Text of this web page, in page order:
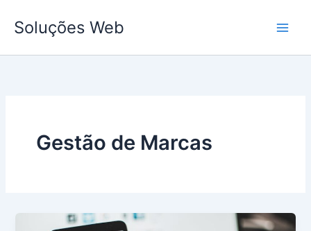
para
conteúdo
Soluções Web
Gestão de Marcas